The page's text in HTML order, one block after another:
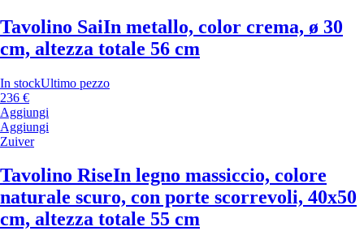
Tavolino SaiIn metallo, color crema, ø 30
cm, altezza totale 56 cm
In stockUltimo pezzo
236 €
Aggiungi
Aggiungi
Zuiver
Tavolino RiseIn legno massiccio, colore
naturale scuro, con porte scorrevoli, 40x50
cm, altezza totale 55 cm